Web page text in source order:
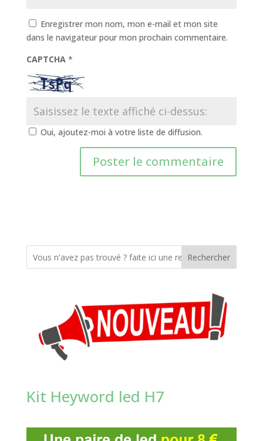
Enregistrer mon nom, mon e-mail et mon site
dans le navigateur pour mon prochain commentaire.
CAPTCHA *
Oui, ajoutez-moi à votre liste de diffusion.
Rechercher
Kit Heyword led H7